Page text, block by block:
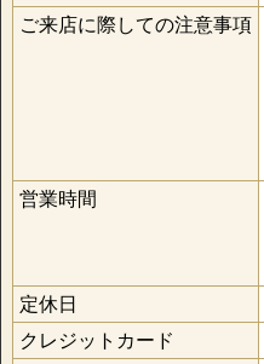
ご来店に際しての注意事項
営業時間
定休日
クレジットカード